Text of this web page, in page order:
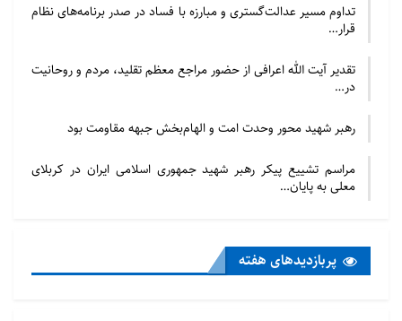
تداوم مسیر عدالت‌گستری و مبارزه با فساد در صدر برنامه‌های نظام
قرار…
تقدیر آیت الله اعرافی از حضور مراجع معظم تقلید، مردم و روحانیت
در…
رهبر شهید محور وحدت امت و الهام‌بخش جبهه مقاومت بود
مراسم تشییع پیکر رهبر شهید جمهوری اسلامی ایران در کربلای
معلی به پایان…
پربازدید‌های هفته